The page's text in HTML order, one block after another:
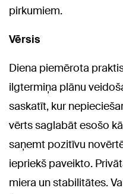
pirkumiem.
Vērsis
Diena piemērota
ilgtermiņa plānu
saskatīt, kur
vērts saglabāt esošo
saņemt pozitīvu
iepriekš paveikto.
miera un stabilitātes.